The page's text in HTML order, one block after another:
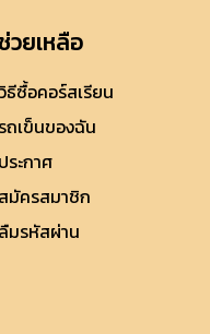
วยเหลือ
ธีซื้อคอร์สเรียน
รถเข็นของฉัน
ประกาศ
สมัครสมาชิก
ลืมรหัสผ่าน